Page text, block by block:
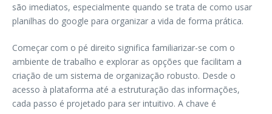
são imediatos, especialmente quando se trata de como usar
planilhas do google para organizar a vida de forma prática.
Começar com o pé direito significa familiarizar-se com o
ambiente de trabalho e explorar as opções que facilitam a
criação de um sistema de organização robusto. Desde o
acesso à plataforma até a estruturação das informações,
cada passo é projetado para ser intuitivo. A chave é